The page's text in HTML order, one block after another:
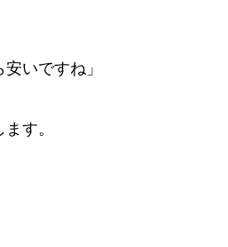
いですね」
す。